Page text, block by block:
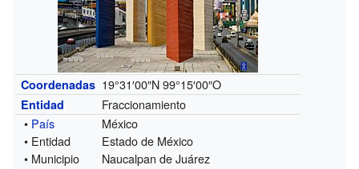
Coordenadas 19°31′00″N 99°15′00″O
Entidad
Fraccionamiento
• País
México
• Entidad
Estado de México
• Municipio
Naucalpan de Juárez